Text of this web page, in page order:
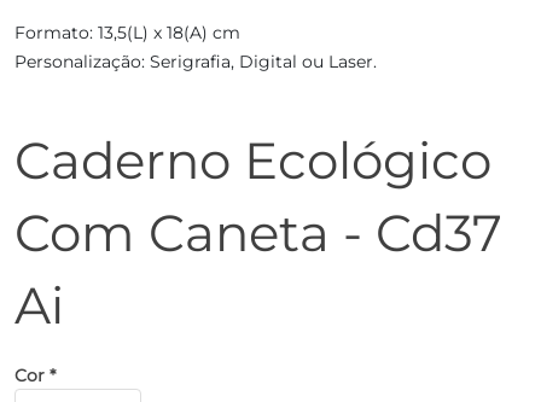
Formato: 13,5(L) x 18(A) cm
Personalização: Serigrafia, Digital ou Laser.
Caderno Ecológico
Com Caneta - Cd37
Ai
Cor *